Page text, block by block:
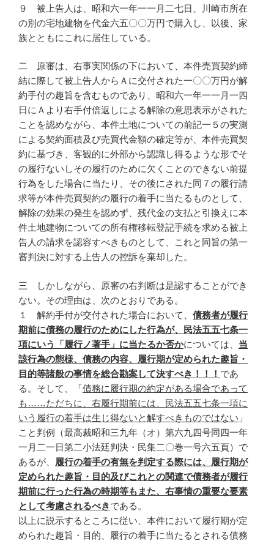
９ 被上告人は、昭和六一年一一月二七日、川崎市所在
の別の宅地建物を代金六五〇〇万円で購入し、以後、家
族とともにこれに居住している。
二 原審は、右事実関係の下において、本件売買契約締
結に際して被上告人からＡに交付された一〇〇万円が解
約手付の趣旨を含むものであり、昭和六一年一一月一四
日にＡより右手付倍返しによる解除の意思表示がされた
ことを認めながら、本件土地についての前記一５の実測
による契約面積及び売買代金額の確定等が、本件売買契
約に基づき、客観的に外部から認識し得るような形でそ
の履行ないしその履行のために欠くことのできない前提
行為をした場合に当たり、その後にされた同７の履行請
求等が本件売買契約の履行の着手に当たるものとして、
解除の効果の発生を認めず、残代金の支払と引換えに本
件土地建物についての所有権移転登記手続を求める被上
告人の請求を認容すべきものとして、これと同旨の第一
審判決に対する上告人の控訴を棄却した。
三 しかしながら、原審の右判断は是認することができ
ない。その理由は、次のとおりである。
１ 解約手付が交付された場合において、 債務者が履行
期前に債務の履行のためにした行為が、民法五五七条一
項にいう「履行ノ著手」に当たるか否かについては、 当
該行為の態様、債務の内容、履行期が定められた趣旨・
目的等諸般の事情を総合勘案して決すべき！！！ であ
る。そして、「債務に履行期の約定がある場合であって
も……ただちに、右履行期前には、民法五五七条一項に
いう履行の着手は生じ得ないと解すべきものではない 」
こと判例（最高裁昭和三九年（オ）第六九四号同四一年
一月二一日第二小法廷判決・民集二〇巻一号六五頁）で
あるが、
履行の着手の有無を判定する際には、履行期が
定められた趣旨・目的及びこれとの関連で債務者が履行
期前に行った行為の時期等もまた、右事情の重要な要素
として考慮されるべきである。
以上に説示するところに従い、本件において履行期が定
められた趣旨・目的、履行の着手に当たるとされる債務